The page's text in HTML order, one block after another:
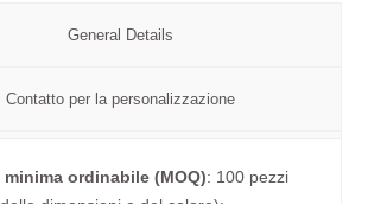
General Details
Contatto per la personalizzazione
ordinabile (MOQ): 100 pezzi